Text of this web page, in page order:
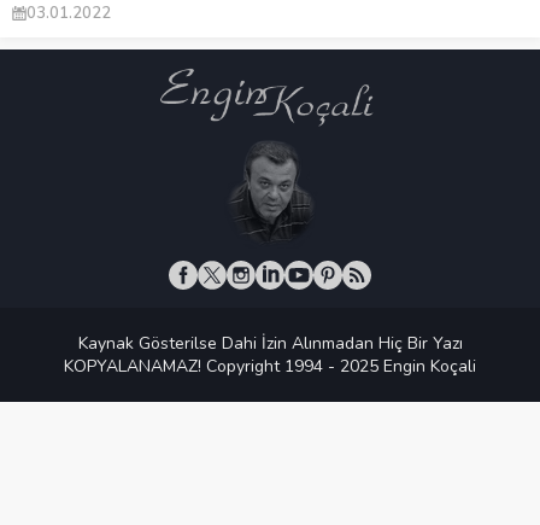
03.01.2022
Kaynak Gösterilse Dahi İzin Alınmadan Hiç Bir Yazı
KOPYALANAMAZ! Copyright 1994 - 2025 Engin Koçali